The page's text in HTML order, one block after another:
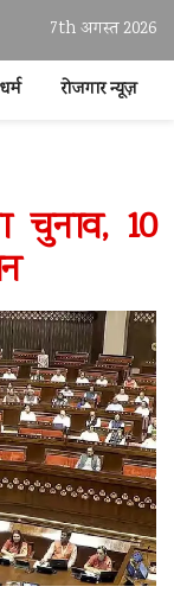
7th अगस्त 2026
धर्म रोजगार न्यूज़
चुनाव, 10